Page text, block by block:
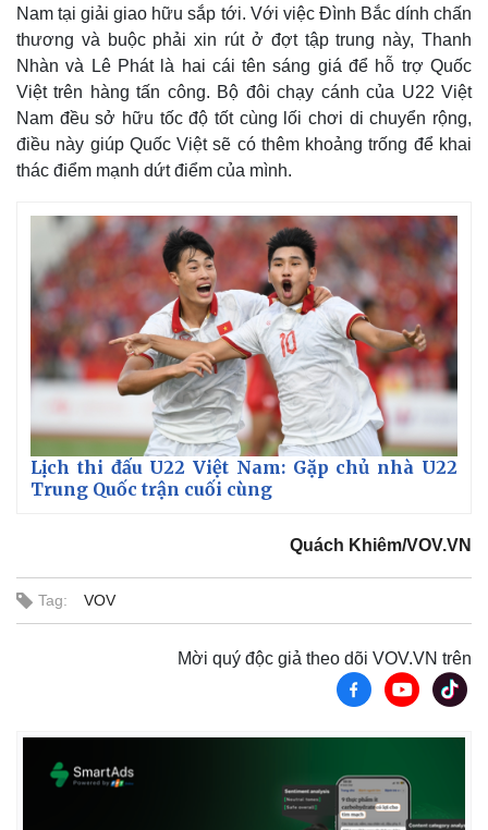
Cuộc sống đó đây
Hồ sơ
Ảnh
E-Magazine
Infographic
Nam tại giải giao hữu sắp tới. Với việc Đình Bắc dính chấn
thương và buộc phải xin rút ở đợt tập trung này, Thanh
Nhàn và Lê Phát là hai cái tên sáng giá để hỗ trợ Quốc
Việt trên hàng tấn công. Bộ đôi chạy cánh của U22 Việt
Nam đều sở hữu tốc độ tốt cùng lối chơi di chuyển rộng,
điều này giúp Quốc Việt sẽ có thêm khoảng trống để khai
thác điểm mạnh dứt điểm của mình.
Lịch thi đấu U22 Việt Nam: Gặp chủ nhà U22
Trung Quốc trận cuối cùng
Quách Khiêm/VOV.VN
Tag: VOV
Mời quý độc giả theo dõi VOV.VN trên